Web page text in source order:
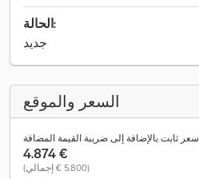
الحالة:
جديد
السعر والموقع
سعر ثابت بالإضافة إلى ضريبة القيمة المضافة
‏4.874 €
(‏5.800 € إجمالي)